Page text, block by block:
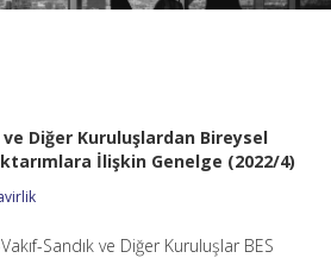
ve Diğer Kuruluşlardan Bireysel
İlişkin Genelge (2022/4)
Sandık ve Diğer Kuruluşlar BES